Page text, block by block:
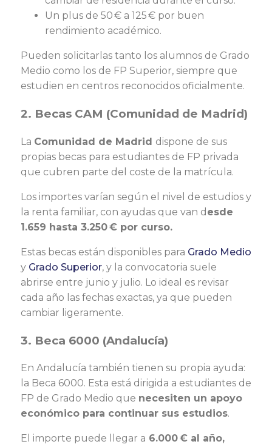
Un plus de 50 € a 125 € por buen
rendimiento académico.
Pueden solicitarlas tanto los alumnos de Grado
Medio como los de FP Superior, siempre que
estudien en centros reconocidos oficialmente.
2. Becas CAM (Comunidad de Madrid)
La Comunidad de Madrid dispone de sus
propias becas para estudiantes de FP privada
que cubren parte del coste de la matrícula.
Los importes varían según el nivel de estudios y
la renta familiar, con ayudas que van d esde
1.659 hasta 3.250 € por curso.
Estas becas están disponibles para Grado Medio
y Grado Superior, y la convocatoria suele
abrirse entre junio y julio. Lo ideal es revisar
cada año las fechas exactas, ya que pueden
cambiar ligeramente.
3. Beca 6000 (Andalucía)
En Andalucía también tienen su propia ayuda:
la Beca 6000. Esta está dirigida a estudiantes de
FP de Grado Medio que necesiten un apoyo
económico para continuar sus estudios.
El importe puede llegar a 6.000 € al año,